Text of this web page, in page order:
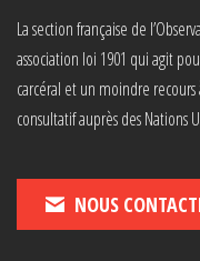
La section française de
association loi 1901 qui agit
carcéral et un moindre
consultatif auprès des Nations
NOUS